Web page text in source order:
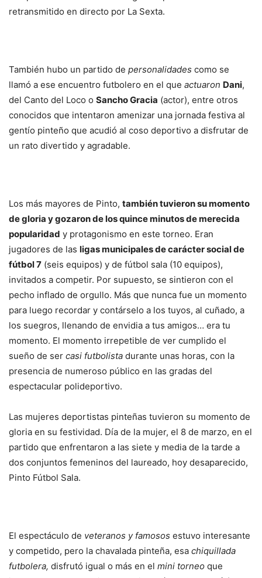
retransmitido en directo por La Sexta.
También hubo un partido de personalidades como se
llamó a ese encuentro futbolero en el que actuaron Dani,
del Canto del Loco o Sancho Gracia (actor), entre otros
conocidos que intentaron amenizar una jornada festiva al
gentío pinteño que acudió al coso deportivo a disfrutar de
un rato divertido y agradable.
Los más mayores de Pinto, también tuvieron su momento
de gloria y gozaron de los quince minutos de merecida
popularidad y protagonismo en este torneo. Eran
jugadores de las ligas municipales de carácter social de
fútbol 7 (seis equipos) y de fútbol sala (10 equipos),
invitados a competir. Por supuesto, se sintieron con el
pecho inflado de orgullo. Más que nunca fue un momento
para luego recordar y contárselo a los tuyos, al cuñado, a
los suegros, llenando de envidia a tus amigos… era tu
momento. El momento irrepetible de ver cumplido el
sueño de ser casi futbolista durante unas horas, con la
presencia de numeroso público en las gradas del
espectacular polideportivo.
Las mujeres deportistas pinteñas tuvieron su momento de
gloria en su festividad. Día de la mujer, el 8 de marzo, en el
partido que enfrentaron a las siete y media de la tarde a
dos conjuntos femeninos del laureado, hoy desaparecido,
Pinto Fútbol Sala.
El espectáculo de veteranos y famosos estuvo interesante
y competido, pero la chavalada pinteña, esa chiquillada
futbolera, disfrutó igual o más en el mini torneo que